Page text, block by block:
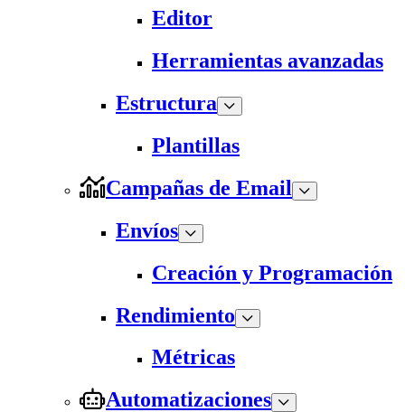
Editor
Herramientas avanzadas
Estructura
Plantillas
Campañas de Email
Envíos
Creación y Programación
Rendimiento
Métricas
Automatizaciones